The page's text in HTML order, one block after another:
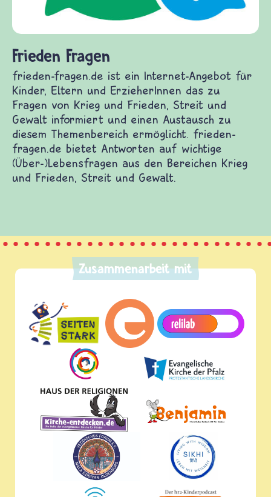
Frieden Fragen
frieden-fragen.de ist ein Internet-Angebot für
Kinder, Eltern und ErzieherInnen das zu
Fragen von Krieg und Frieden, Streit und
Gewalt informiert und einen Austausch zu
diesem Themenbereich ermöglicht. frieden-
fragen.de bietet Antworten auf wichtige
(Über-)Lebensfragen aus den Bereichen Krieg
und Frieden, Streit und Gewalt.
Zusammenarbeit mit